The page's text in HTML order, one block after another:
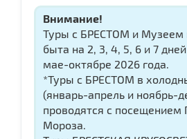
Внимание!
Туры с БРЕСТОМ и Музеем
быта на 2, 3, 4, 5, 6 и 7
мае-октябре 2026 года.
*Туры с БРЕСТОМ в
(январь-апрель и ноябрь-
проводятся с посещением
Мороза.